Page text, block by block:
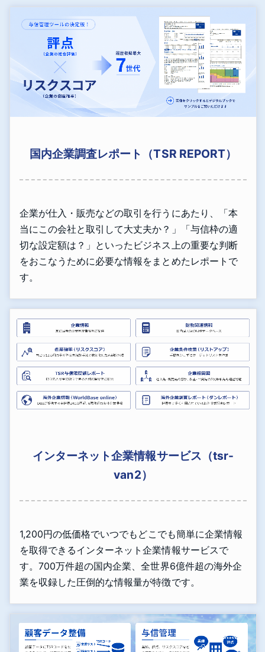
国内企業調査レポート（TSR REPORT）
企業が仕入・販売などの取引を行うにあたり、「本
当にこの会社と取引して大丈夫か？」「与信枠の適
切な設定額は？」といったビジネス上の重要な判断
をおこなうために必要な情報をまとめたレポートで
す。
インターネット企業情報サービス（tsr-
van2）
1,200円の低価格でいつでもどこでも簡単に企業情報
を取得できるインターネット企業情報サービスで
す。700万件超の国内企業、全世界6億件超の海外企
業を収録した圧倒的な情報量が特徴です。